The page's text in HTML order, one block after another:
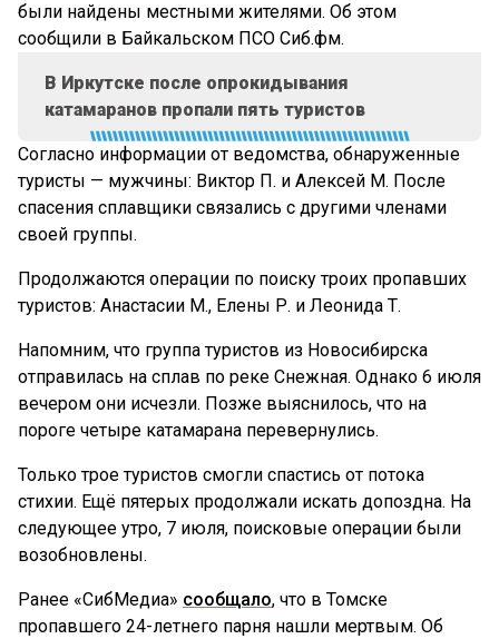
были найдены местными жителями. Об этом
сообщили в Байкальском ПСО Сиб.фм.
В Иркутске после опрокидывания
катамаранов пропали пять туристов
Согласно информации от ведомства, обнаруженные
туристы — мужчины: Виктор П. и Алексей М. После
спасения сплавщики связались с другими членами
своей группы.
Продолжаются операции по поиску троих пропавших
туристов: Анастасии М., Елены Р. и Леонида Т.
Напомним, что группа туристов из Новосибирска
отправилась на сплав по реке Снежная. Однако 6 июля
вечером они исчезли. Позже выяснилось, что на
пороге четыре катамарана перевернулись.
Только трое туристов смогли спастись от потока
стихии. Ещё пятерых продолжали искать допоздна. На
следующее утро, 7 июля, поисковые операции были
возобновлены.
Ранее «СибМедиа» сообщало, что в Томске
пропавшего 24-летнего парня нашли мертвым. Об